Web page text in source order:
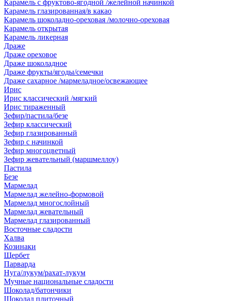
Карамель с фруктово-ягодной /желейной начинкой
Карамель глазированная/в какао
Карамель шоколадно-ореховая /молочно-ореховая
Карамель открытая
Карамель ликерная
Драже
Драже ореховое
Драже шоколадное
Драже фрукты/ягоды/семечки
Драже сахарное /мармеладное/освежающее
Ирис
Ирис классический /мягкий
Ирис тираженный
Зефир/пастила/безе
Зефир классический
Зефир глазированный
Зефир с начинкой
Зефир многоцветный
Зефир жевательный (маршмеллоу)
Пастила
Безе
Мармелад
Мармелад желейно-формовой
Мармелад многослойный
Мармелад жевательный
Мармелад глазированный
Восточные сладости
Халва
Козинаки
Щербет
Парварда
Нуга/лукум/рахат-лукум
Мучные национальные сладости
Шоколад/батончики
Шоколад плиточный